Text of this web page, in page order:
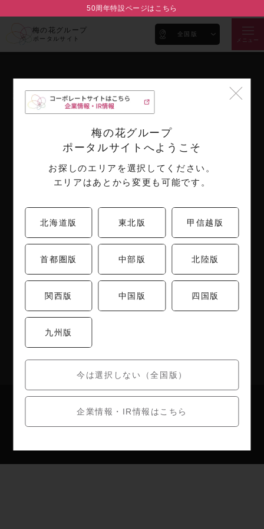
50周年特設ページはこちら
梅の花グループ
ポータルサイト
全国版
メニュー
梅の花グループ
ポータルサイトへようこそ
お探しのエリアを選択してください。
エリアはあとから変更も可能です。
北海道版 東北版 甲信越版
首都圏版 中部版 北陸版
関西版 中国版 四国版
九州版
今は選択しない（全国版）
企業情報・IR情報はこちら
梅の花ブランド
会社概要
取り組み
決算短信
月次売上情報
公告
お知らせ
採用情報
Copyright (c) umenohana All Right Reserved